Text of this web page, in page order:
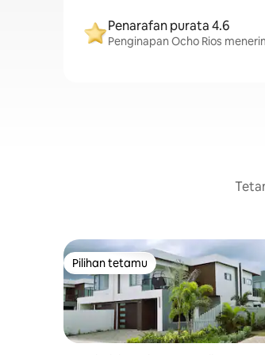
Penarafan purata 4.6
Penginapan Ocho Rios
Pilihan tetamu
Pilihan tetamu